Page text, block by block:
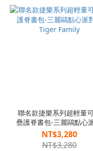
聯名款捷樂系列超輕量
疊護脊書包-三麗鷗點心
| Tiger Family
NT$3,280
NT$3,280